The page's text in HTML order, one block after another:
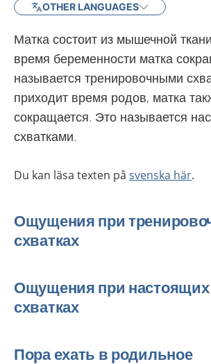
OTHER LANGUAGES
Матка состоит из мышечной
время беременности матка
называется тренировочными
приходит время родов, матка
сокращается. Это называется
схватками.
Du kan läsa texten på svenska här.
Ощущения при
схватках
Ощущения при настоящих
схватках
Пора ехать в родильное